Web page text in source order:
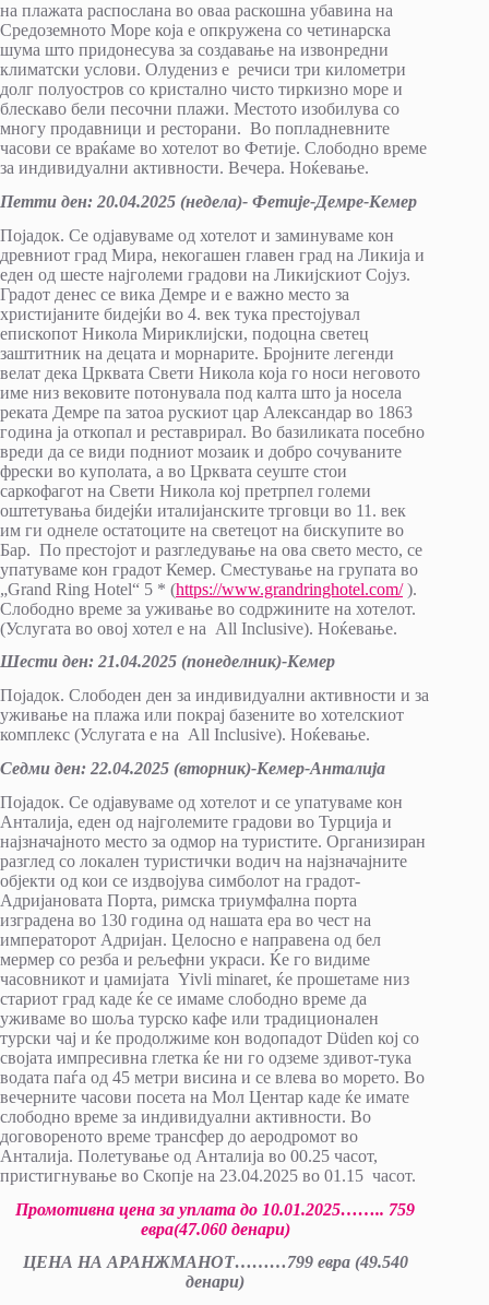
на плажата распослана во оваа раскошна убавина на
Средоземното Море која е опкружена со четинарска
шума што придонесува за создавање на извонредни
климатски услови. Олудениз е речиси три километри
долг полуостров со кристално чисто тиркизно море и
блескаво бели песочни плажи. Местото изобилува со
многу продавници и ресторани. Во попладневните
часови се враќаме во хотелот во Фетије. Слободно време
за индивидуални активности. Вечера. Ноќевање.
Петти ден: 20.04.2025 (недела)- Фетије-Демре-Кемер
Појадок. Се одјавуваме од хотелот и заминуваме кон
древниот град Мира, некогашен главен град на Ликија и
еден од шесте најголеми градови на Ликијскиот Сојуз.
Градот денес се вика Демре и е важно место за
христијаните бидејќи во 4. век тука престојувал
епископот Никола Мириклијски, подоцна светец
заштитник на децата и морнарите. Бројните легенди
велат дека Црквата Свети Никола која го носи неговото
име низ вековите потонувала под калта што ја носела
реката Демре па затоа рускиот цар Александар во 1863
година ја откопал и реставрирал. Во базиликата посебно
вреди да се види подниот мозаик и добро сочуваните
фрески во куполата, а во Црквата сеуште стои
саркофагот на Свети Никола кој претрпел големи
оштетувања бидејќи италијанските трговци во 11. век
им ги однеле остатоците на светецот на бискупите во
Бар. По престојот и разгледување на ова свето место, се
упатуваме кон градот Кемер. Сместување на групата во
„Grand Ring Hotel“ 5 * (https://www.grandringhotel.com/).
Слободно време за уживање во содржините на хотелот.
(Услугата во овој хотел е на All Inclusive). Ноќевање.
Шести ден: 21.04.2025 (понеделник)-Кемер
Појадок. Слободен ден за индивидуални активности и за
уживање на плажа или покрај базените во хотелскиот
комплекс (Услугата е на All Inclusive). Ноќевање.
Седми ден: 22.04.2025 (вторник)-Кемер-Анталија
Појадок. Се одјавуваме од хотелот и се упатуваме кон
Анталија, еден од најголемите градови во Турција и
најзначајното место за одмор на туристите. Организиран
разглед со локален туристички водич на најзначајните
објекти од кои се издвојува симболот на градот-
Адријановата Порта, римска триумфална порта
изградена во 130 година од нашата ера во чест на
императорот Адријан. Целосно е направена од бел
мермер со резба и рељефни украси. Ќе го видиме
часовникот и џамијата Yivli minaret, ќе прошетаме низ
стариот град каде ќе се имаме слободно време да
уживаме во шоља турско кафе или традиционален
турски чај и ќе продолжиме кон водопадот Düden кој со
својата импресивна глетка ќе ни го одземе здивот-тука
водата паѓа од 45 метри висина и се влева во морето. Во
вечерните часови посета на Мол Центар каде ќе имате
слободно време за индивидуални активности. Во
договореното време трансфер до аеродромот во
Анталија. Полетување од Анталија во 00.25 часот,
пристигнување во Скопје на 23.04.2025 во 01.15 часот.
Промотивна цена за уплата до 10.01.2025…….. 759
евра(47.060денари)
ЦЕНА НА АРАНЖМАНОТ………799 евра (49.540
денари)